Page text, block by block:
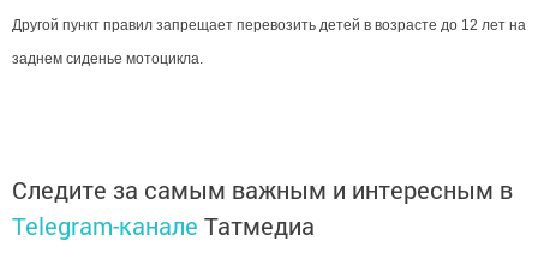
Другой пункт правил запрещает перевозить детей в возрасте до 12 лет на
заднем сиденье мотоцикла.
Следите за самым важным и интересным в
Telegram-канале Татмедиа